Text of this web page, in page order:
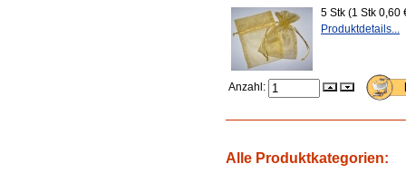
5 Stk (1 Stk
Produktdetails...
Anzahl:
Alle Produktkategorien: